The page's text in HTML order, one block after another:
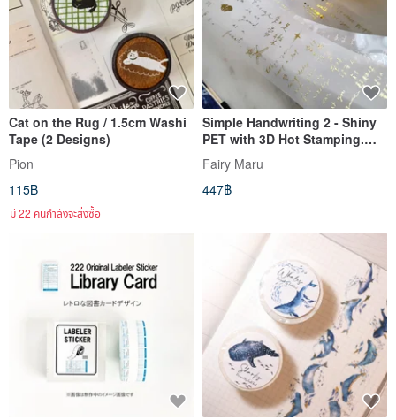
Cat on the Rug / 1.5cm Washi
Tape (2 Designs)
Pion
115฿
มี 22 คนกำลังจะสั่งซื้อ
Simple Handwriting 2 - Shiny
PET with 3D Hot Stamping.
Reproduction in progress,
expected completion after
07/20.
Fairy Maru
447฿